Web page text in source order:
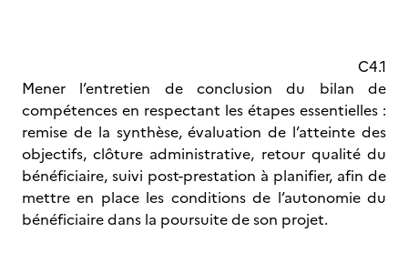
C4.1
Mener l’entretien de conclusion du bilan de
compétences en respectant les étapes essentielles :
remise de la synthèse, évaluation de l’atteinte des
objectifs, clôture administrative, retour qualité du
bénéficiaire, suivi post-prestation à planifier, afin de
mettre en place les conditions de l’autonomie du
bénéficiaire dans la poursuite de son projet.